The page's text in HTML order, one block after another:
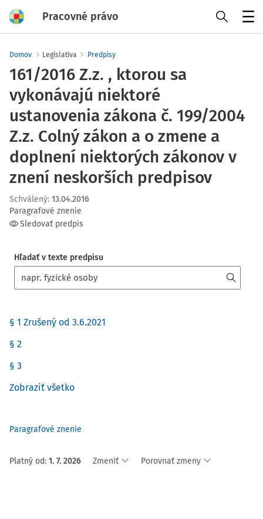
Pracovné právo
Domov Legislatíva Predpisy
161/2016 Z.z. , ktorou sa
vykonávajú niektoré
ustanovenia zákona č. 199/2004
Z.z. Colný zákon a o zmene a
doplnení niektorých zákonov v
znení neskorších predpisov
Schválený: 13.04.2016
Paragrafové znenie
Sledovať predpis
Hľadať v texte predpisu
§ 1 Zrušený od 3.6.2021
§ 2
§ 3
Zobraziť všetko
Paragrafové znenie
Platný od: 1. 7. 2026 Zmeniť Porovnať zmeny